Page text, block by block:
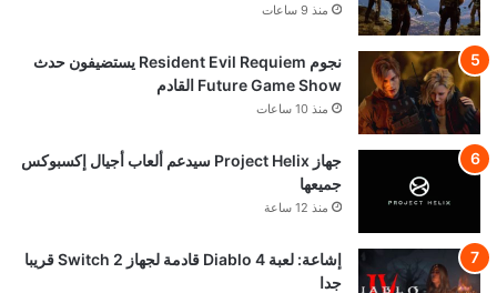
منذ 9 ساعات
نجوم Resident Evil Requiem يستضيفون حدث
Future Game Show القادم
منذ 10 ساعات
جهاز Project Helix سيدعم ألعاب أجيال إكسبوكس
جميعها
منذ 12 ساعة
إشاعة: لعبة Diablo 4 قادمة لجهاز Switch 2 قريبا
جدا